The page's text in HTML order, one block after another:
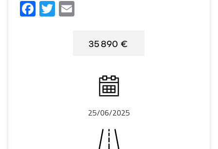
Facebook
Twitter
35 890 €
25/06/2025